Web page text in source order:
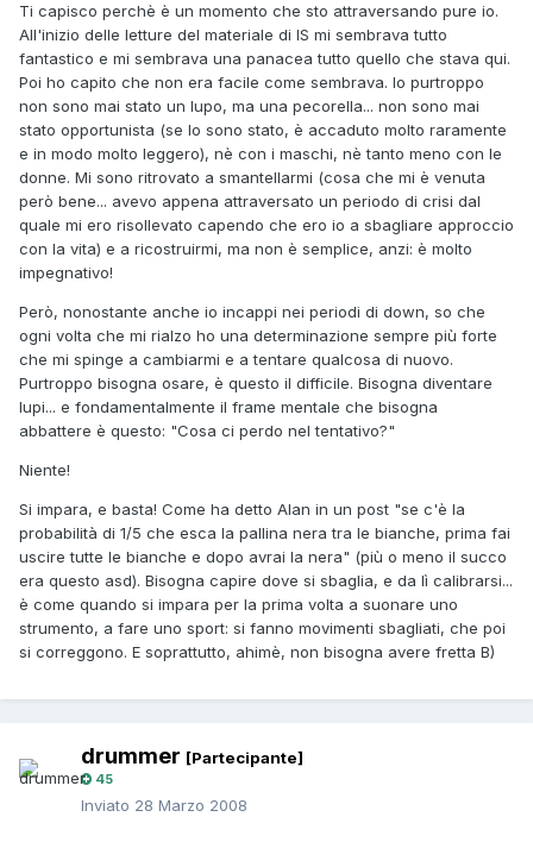
Ti capisco perchè è un momento che sto attraversando pure io.
All'inizio delle letture del materiale di IS mi sembrava tutto
fantastico e mi sembrava una panacea tutto quello che stava qui.
Poi ho capito che non era facile come sembrava. Io purtroppo
non sono mai stato un lupo, ma una pecorella... non sono mai
stato opportunista (se lo sono stato, è accaduto molto raramente
e in modo molto leggero), nè con i maschi, nè tanto meno con le
donne. Mi sono ritrovato a smantellarmi (cosa che mi è venuta
però bene... avevo appena attraversato un periodo di crisi dal
quale mi ero risollevato capendo che ero io a sbagliare approccio
con la vita) e a ricostruirmi, ma non è semplice, anzi: è molto
impegnativo!
Però, nonostante anche io incappi nei periodi di down, so che
ogni volta che mi rialzo ho una determinazione sempre più forte
che mi spinge a cambiarmi e a tentare qualcosa di nuovo.
Purtroppo bisogna osare, è questo il difficile. Bisogna diventare
lupi... e fondamentalmente il frame mentale che bisogna
abbattere è questo: "Cosa ci perdo nel tentativo?"
Niente!
Si impara, e basta! Come ha detto Alan in un post "se c'è la
probabilità di 1/5 che esca la pallina nera tra le bianche, prima fai
uscire tutte le bianche e dopo avrai la nera" (più o meno il succo
era questo asd). Bisogna capire dove si sbaglia, e da lì calibrarsi...
è come quando si impara per la prima volta a suonare uno
strumento, a fare uno sport: si fanno movimenti sbagliati, che poi
si correggono. E soprattutto, ahimè, non bisogna avere fretta B)
drummer [Partecipante]
45
Inviato 28 Marzo 2008